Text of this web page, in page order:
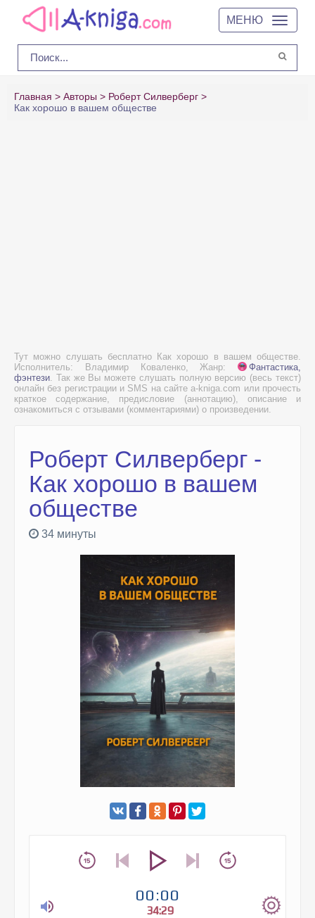
МЕНЮ
Главная Авторы
Роберт Силверберг
Как хорошо в вашем обществе
Тут можно слушать бесплатно Как хорошо в вашем обществе.
Исполнитель: Владимир Коваленко, Жанр:
Фантастика,
фэнтези. Так же Вы можете слушать полную версию (весь текст)
онлайн без регистрации и SMS на сайте a-kniga.com или прочесть
краткое содержание, предисловие (аннотацию), описание и
ознакомиться с отзывами (комментариями) о произведении.
Роберт Силверберг -
Как хорошо в вашем
обществе
34 минуты
00:00
34:29